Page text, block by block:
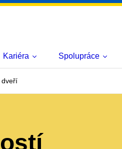
Kariéra Spolupráce
dveří